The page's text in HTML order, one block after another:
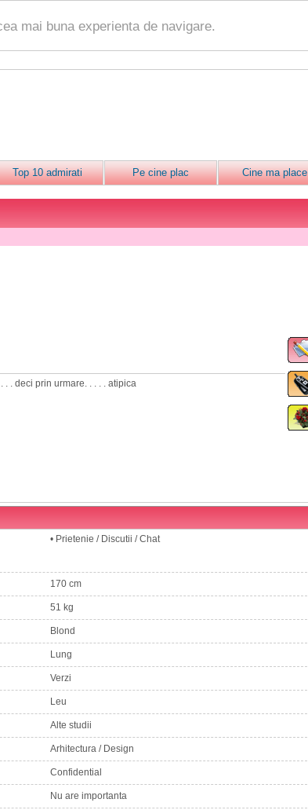
mai buna experienta de navigare.
Top 10 admirati Pe cine plac Cine ma place
. . deci prin urmare. . . . . atipica
• Prietenie / Discutii / Chat
170 cm
51 kg
Blond
Lung
Verzi
Leu
Alte studii
Arhitectura / Design
Confidential
Nu are importanta